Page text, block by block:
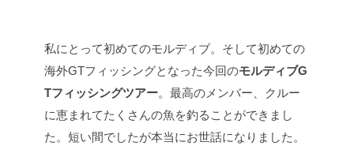
私にとって初めてのモルディブ。そして初めての
海外GTフィッシングとなった今回のモルディブG
Tフィッシングツアー。最高のメンバー、クルー
に恵まれてたくさんの魚を釣ることができまし
た。短い間でしたが本当にお世話になりました。